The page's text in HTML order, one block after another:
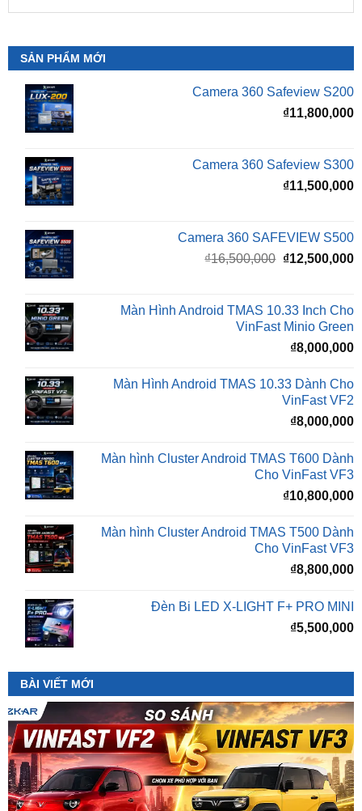
SẢN PHẨM MỚI
Camera 360 Safeview S200
₫11,800,000
Camera 360 Safeview S300
Camera 360 SAFEVIEW S500
gốc
₫16,500,000.
Màn Hình Android TMAS 10.33 Inch Cho
₫8,000,000
Màn Hình Android TMAS 10.33 Dành Cho
VinFast VF2
₫8,000,000
Màn hình Cluster Android TMAS T600 Dành
₫10,800,000
Màn hình Cluster Android TMAS T500 Dành
Cho VinFast VF3
₫8,800,000
Đèn Bi LED X-LIGHT F+ PRO MINI
BÀI VIẾT MỚI